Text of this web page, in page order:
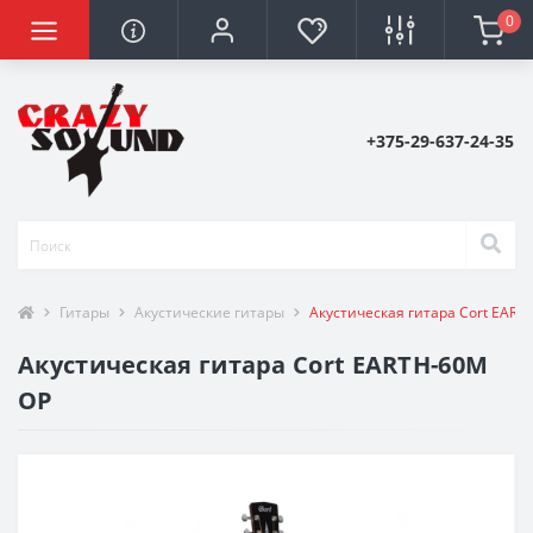
0
+375-29-637-24-35
Гитары Акустические гитары Акустическая гитара Cort
Акустическая гитара Cort EARTH-60M
OP